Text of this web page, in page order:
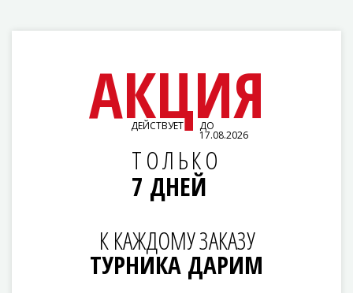
АКЦИЯ
ДЕЙСТВУЕТ ДО
17.08.2026
ТОЛЬКО
7 ДНЕЙ
К КАЖДОМУ ЗАКАЗУ
ТУРНИКА ДАРИМ